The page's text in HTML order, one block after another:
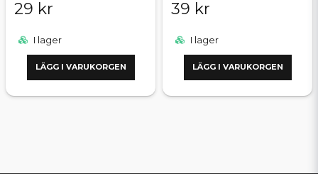
29 kr
I lager
LÄGG I VARUKORGEN
39 kr
I lager
LÄGG I VARUKORGEN